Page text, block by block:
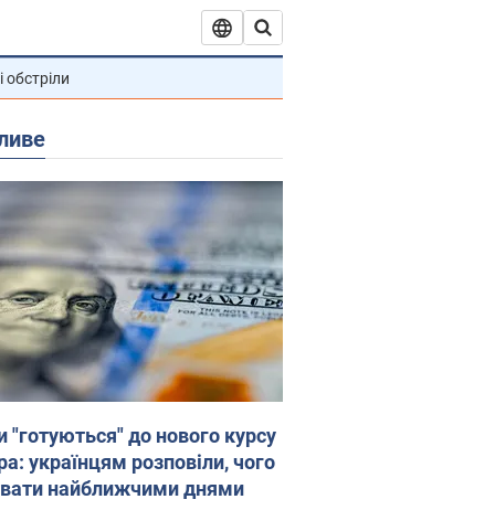
обстріли
"готуються" до нового курсу
українцям розповіли, чого
найближчими днями